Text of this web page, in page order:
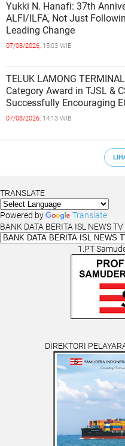
Yukki N. Hanafi: 37th
ALFI/ILFA, Not Just
Leading Change
07/08/2026, 15:03 WIB
TELUK LAMONG
Category Award in TJSL &
Successfully Encouraging
INDEPENDENCE OF
07/08/2026, 14:13 WIB
TRANSLATE
Powered by
Translate
BANK DATA BERITA ISL NEWS TV
1.PT
DIREKTORI